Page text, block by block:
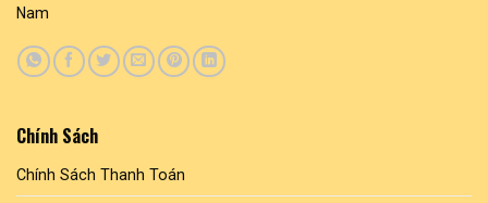
Nam
Chính Sách
Chính Sách Thanh Toán